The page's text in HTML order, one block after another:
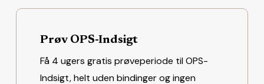
Prøv OPS-Indsigt
Få 4 ugers gratis prøveperiode til OPS-
Indsigt, helt uden bindinger og ingen